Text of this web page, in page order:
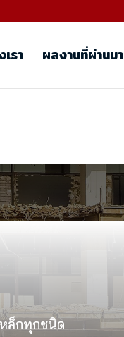
รา ผลงานที่ผ่านมา
ล็กทุกชนิด